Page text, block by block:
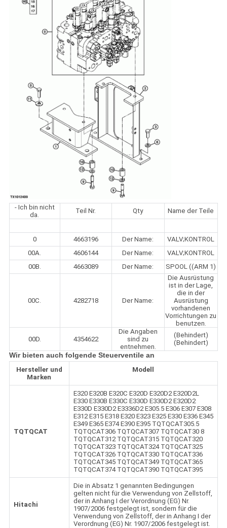
- Ich bin nicht
da.
Teil Nr. Qty Name der Teile
0 4663196 Der Name:
VALV;KONTROL
00A.
4606144 Der Name:
VALV;KONTROL
00B.
4663089 Der Name: SPOOL ((ARM 1)
00C. 4282718 Der Name:
Die Ausrüstung
ist in der Lage,
die in der
Ausrüstung
vorhandenen
Vorrichtungen zu
benutzen.
00D. 4354622
Die Angaben
sind zu
entnehmen.
(Behindert)
(Behindert)
Wir bieten auch folgende Steuerventile an
Hersteller und
Marken
Modell
TQTQCAT
E320 E320B E320C E320D E320D2 E320D2L
E330 E330B E330C E330D E330D2 E320D2
E330D E330D2 E3336D2 E305.5 E306 E307 E308
E312 E315 E318 E320 E323 E325 E330 E336 E345
E349 E365 E374 E390 E395 TQTQCAT305.5
TQTQCAT306 TQTQCAT307 TQTQCAT30 8
TQTQCAT312 TQTQCAT315 TQTQCAT320
TQTQCAT323 TQTQCAT324 TQTQCAT325
TQTQCAT326 TQTQCAT330 TQTQCAT336
TQTQCAT345 TQTQCAT349 TQTQCAT365
TQTQCAT374 TQTQCAT390 TQTQCAT395
Hitachi
Die in Absatz 1 genannten Bedingungen
gelten nicht für die Verwendung von Zellstoff,
der in Anhang I der Verordnung (EG) Nr.
1907/2006 festgelegt ist, sondern für die
Verwendung von Zellstoff, der in Anhang I der
Verordnung (EG) Nr. 1907/2006 festgelegt ist.